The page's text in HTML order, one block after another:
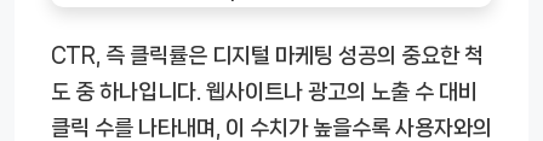
CTR, 즉 클릭률은 디지털 마케팅 성공의 중요한 척
도 중 하나입니다. 웹사이트나 광고의 노출 수 대비
클릭 수를 나타내며, 이 수치가 높을수록 사용자와의